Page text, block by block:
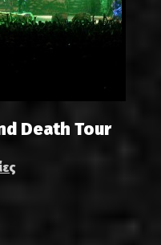
Death Tour